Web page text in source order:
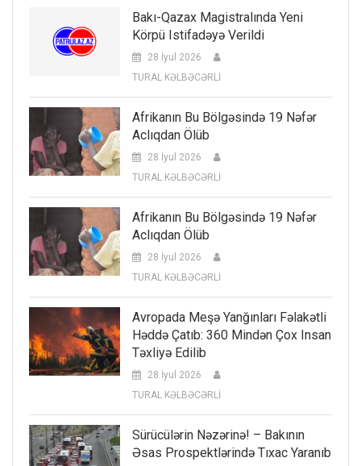
Bakı-Qazax Magistralında Yeni
Körpü Istifadəyə Verildi
28 İyul 2026
TURAL KƏLBƏCƏRLİ
Afrikanın Bu Bölgəsində 19 Nəfər
Aclıqdan Ölüb
28 İyul 2026
TURAL KƏLBƏCƏRLİ
Afrikanın Bu Bölgəsində 19 Nəfər
Aclıqdan Ölüb
28 İyul 2026
TURAL KƏLBƏCƏRLİ
Avropada Meşə Yanğınları Fəlakətli
Həddə Çatıb: 360 Mindən Çox Insan
Təxliyə Edilib
28 İyul 2026
TURAL KƏLBƏCƏRLİ
Sürücülərin Nəzərinə! – Bakının
Əsas Prospektlərində Tıxac Yaranıb